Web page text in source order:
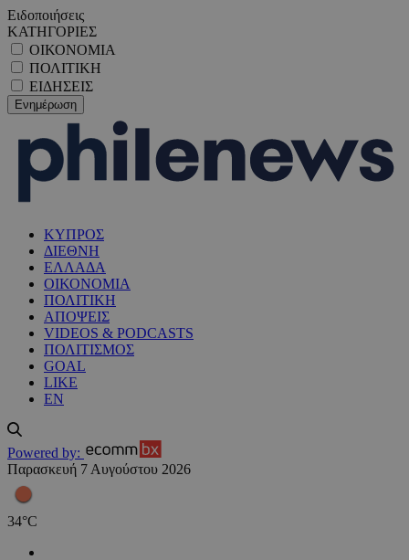
Ειδοποιήσεις
ΚΑΤΗΓΟΡΙΕΣ
ΟΙΚΟΝΟΜΙΑ
ΠΟΛΙΤΙΚΗ
ΕΙΔΗΣΕΙΣ
ΚΥΠΡΟΣ
ΔΙΕΘΝΗ
ΕΛΛΑΔΑ
ΟΙΚΟΝΟΜΙΑ
ΠΟΛΙΤΙΚΗ
ΑΠΟΨΕΙΣ
VIDEOS & PODCASTS
ΠΟΛΙΤΙΣΜΟΣ
GOAL
LIKE
EN
Powered by:
Παρασκευή 7 Αυγούστου 2026
34°C